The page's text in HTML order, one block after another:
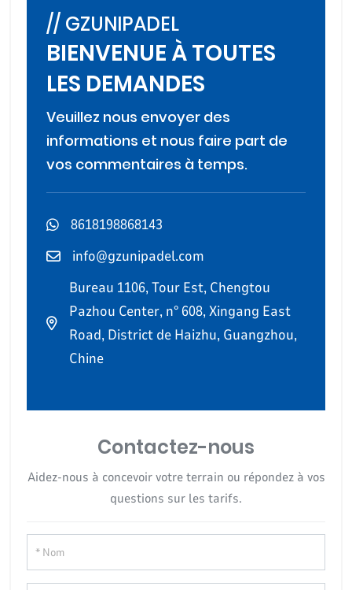
// GZUNIPADEL
BIENVENUE À TOUTES
LES DEMANDES
Veuillez nous envoyer des
informations et nous faire part de
vos commentaires à temps.
8618198868143
info@gzunipadel.com
Bureau 1106, Tour Est, Chengtou
Pazhou Center, n° 608, Xingang East
Road, District de Haizhu, Guangzhou,
Chine
Contactez-nous
Aidez-nous à concevoir votre terrain ou répondez à vos
questions sur les tarifs.